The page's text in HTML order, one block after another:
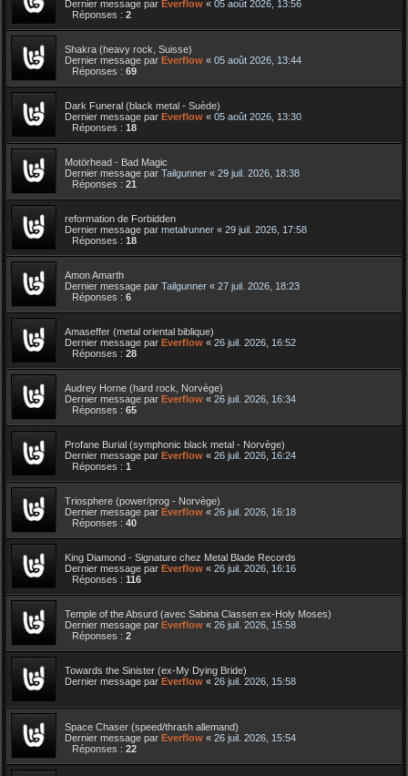
Dernier message par Everflow « 05 août 2026, 13:56
Réponses : 2
Shakra (heavy rock, Suisse)
Dernier message par Everflow « 05 août 2026, 13:44
Réponses : 69
Dark Funeral (black metal - Suède)
Dernier message par Everflow « 05 août 2026, 13:30
Réponses : 18
Motörhead - Bad Magic
Dernier message par Tailgunner « 29 juil. 2026, 18:38
Réponses : 21
reformation de Forbidden
Dernier message par metalrunner « 29 juil. 2026, 17:58
Réponses : 18
Amon Amarth
Dernier message par Tailgunner « 27 juil. 2026, 18:23
Réponses : 6
Amaseffer (metal oriental biblique)
Dernier message par Everflow « 26 juil. 2026, 16:52
Réponses : 28
Audrey Horne (hard rock, Norvège)
Dernier message par Everflow « 26 juil. 2026, 16:34
Réponses : 65
Profane Burial (symphonic black metal - Norvège)
Dernier message par Everflow « 26 juil. 2026, 16:24
Réponses : 1
Triosphere (power/prog - Norvège)
Dernier message par Everflow « 26 juil. 2026, 16:18
Réponses : 40
King Diamond - Signature chez Metal Blade Records
Dernier message par Everflow « 26 juil. 2026, 16:16
Réponses : 116
Temple of the Absurd (avec Sabina Classen ex-Holy Moses)
Dernier message par Everflow « 26 juil. 2026, 15:58
Réponses : 2
Towards the Sinister (ex-My Dying Bride)
Dernier message par Everflow « 26 juil. 2026, 15:58
Space Chaser (speed/thrash allemand)
Dernier message par Everflow « 26 juil. 2026, 15:54
Réponses : 22